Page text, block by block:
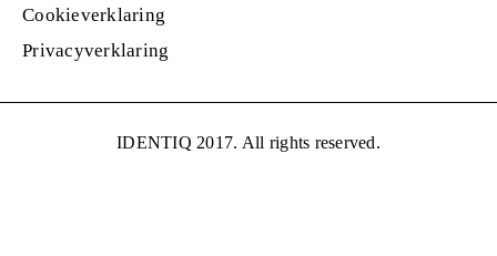
Cookieverklaring
Privacyverklaring
IDENTIQ 2017. All rights reserved.